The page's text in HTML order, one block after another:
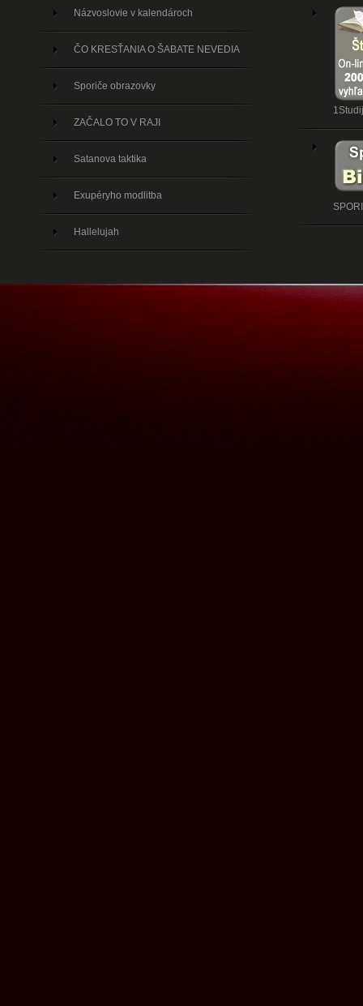
Názvoslovie v kalendároch
ČO KRESŤANIA O ŠABATE NEVEDIA
Sporiče obrazovky
ZAČALO TO V RAJI
Satanova taktika
Exupéryho modlitba
Hallelujah